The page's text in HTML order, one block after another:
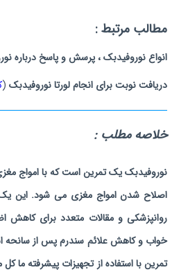
مطالب مرتبط :
انواع نوروفیدبک ، پرسش و پاسخ درباره
دریافت نوبت برای انجام لورتا نوروفیدبک (
خلاصه مطلب :
نوروفیدبک یک تمرین است که با امواج
اصلاح شدن امواج مغزی می شود. این
روانپزشکی و مقالات متعدد برای کاهش
خواب و کاهش علائم سندرم پس از سانحه
تمرین با استفاده از تجهیزات پیشرفته ما کل